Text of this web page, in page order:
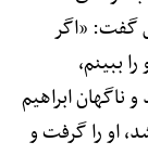
گفت: «اگر
ببینم،
ابراهیم
او را گرفت و